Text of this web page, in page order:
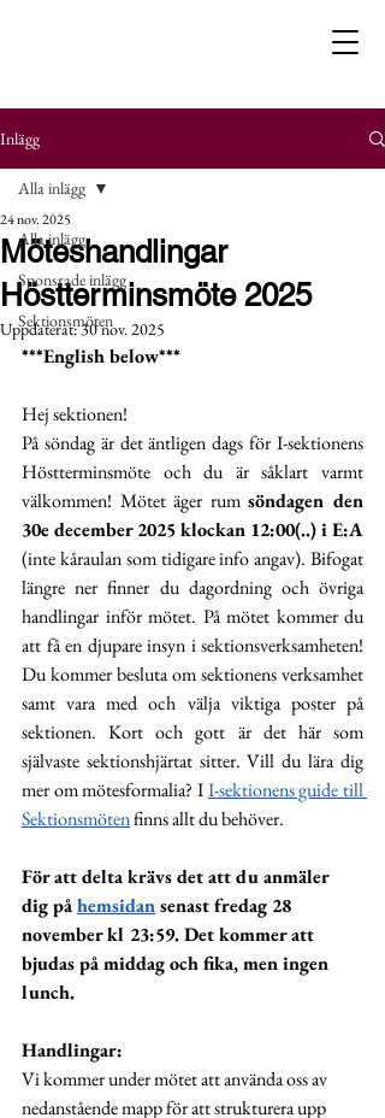
Inlägg
Alla inlägg
Sponsrade inlägg
Sektionsmöten
Alla inlägg
Möteshandlingar
Höstterminsmöte 2025
24 nov. 2025
Uppdaterat:30 nov. 2025
***English below***
Hej sektionen!
På söndag är det äntligen dags för I-sektionens
Höstterminsmöte och du är såklart varmt
välkommen! Mötet äger rum söndagen den
(inte kåraulan som tidigare info angav). Bifogat
längre ner finner du dagordning och övriga
handlingar inför mötet. På mötet kommer du
att få en djupare insyn i sektionsverksamheten!
Du kommer besluta om sektionens verksamhet
samt vara med och välja viktiga poster på
sektionen. Kort och gott är det här som
självaste sektionshjärtat sitter. Vill du lära dig
mer om mötesformalia? I I-sektionens guide till
Sektionsmöten finns allt du behöver.
För att delta krävs det att du anmäler
dig på hemsidan senast fredag 28
november kl 23:59. Det kommer att
bjudas på middag och fika, men ingen
lunch.
Handlingar:
Vi kommer under mötet att använda oss av
nedanstående mapp för att strukturera upp